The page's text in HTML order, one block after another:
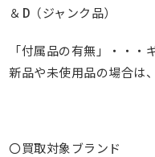
＆D（ジャンク品）
「付属品の有無」・・
新品や未使用品の場合は
〇買取対象ブランド